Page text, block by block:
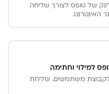
של טופס לצורך שליחה
משתמשים. שליחת